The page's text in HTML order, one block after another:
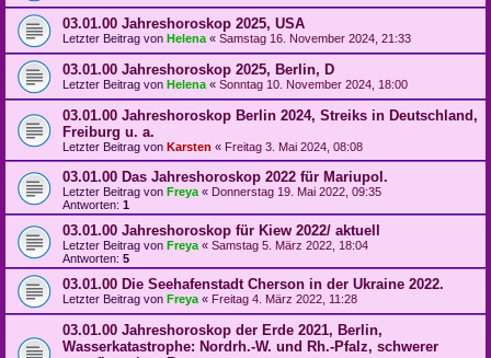
03.01.00 Jahreshoroskop 2025, USA
Letzter Beitrag von Helena « Samstag 16. November 2024, 21:33
03.01.00 Jahreshoroskop 2025, Berlin, D
Letzter Beitrag von Helena « Sonntag 10. November 2024, 18:00
03.01.00 Jahreshoroskop Berlin 2024, Streiks in Deutschland,
Freiburg u. a.
Letzter Beitrag von Karsten « Freitag 3. Mai 2024, 08:08
03.01.00 Das Jahreshoroskop 2022 für Mariupol.
Letzter Beitrag von Freya « Donnerstag 19. Mai 2022, 09:35
Antworten: 1
03.01.00 Jahreshoroskop für Kiew 2022/ aktuell
Letzter Beitrag von Freya « Samstag 5. März 2022, 18:04
Antworten: 5
03.01.00 Die Seehafenstadt Cherson in der Ukraine 2022.
Letzter Beitrag von Freya « Freitag 4. März 2022, 11:28
03.01.00 Jahreshoroskop der Erde 2021, Berlin,
Wasserkatastrophe: Nordrh.-W. und Rh.-Pfalz, schwerer